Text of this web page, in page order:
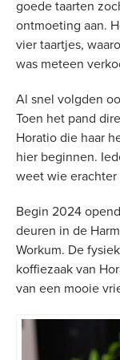
goede taarten
ontmoeting aan.
vier taartjes,
was meteen
Al snel volgden
Toen het pand
Horatio die haar
hier beginnen.
weet wie erachter
Begin 2024
deuren in de
Workum. De
koffiezaak van
van een mooie